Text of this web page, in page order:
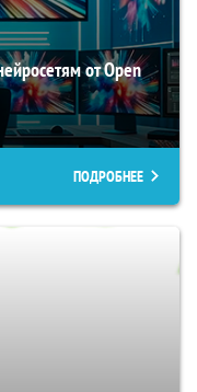
от Open
ПОДРОБНЕЕ